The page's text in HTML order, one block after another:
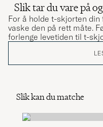
Slik tar du vare på
For å holde t-skjorten din
vaske den på rett måte.
forlenge levetiden til t-
Slik kan du matche